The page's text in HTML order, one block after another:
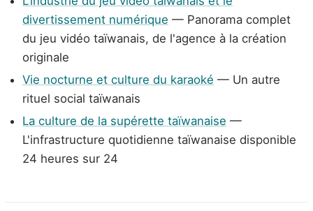
divertissement numérique — Panorama complet
du jeu vidéo taïwanais, de l'agence à la création
originale
Vie nocturne et culture du karaoké — Un autre
rituel social taïwanais
La culture de la supérette taïwanaise —
L'infrastructure quotidienne taïwanaise disponible
24 heures sur 24